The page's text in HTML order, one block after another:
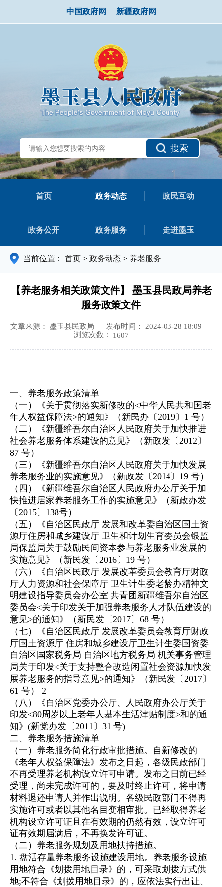
中国政府网 | 新疆政府网
搜索
首页 政务动态 政民互动
政务公开 政务服务 走进墨玉
当前位置： 首页 > 政务动态 > 养老服务
【养老服务相关政策文件】 墨玉县民政局养老
服务政策文件
文章来源： 墨玉县民政局
发布时间： 2024-03-28 18:09
浏览次数： 1607
一、养老服务政策清单
（一）《关于贯彻落实新修改的<中华人民共和国老
年人权益保障法>的通知》（新民办〔2019〕1 号）
（二）《新疆维吾尔自治区人民政府关于加快推进
社会养老服务体系建设的意见》（新政发〔2012〕
87 号）
（三）《新疆维吾尔自治区人民政府关于加快发展
养老服务业的实施意见》（新政发〔2014〕19 号）
（四）《新疆维吾尔自治区人民政府办公厅关于加
快推进居家养老服务工作的实施意见》（新政办发
〔2015〕138号）
（五）《自治区民政厅 发展和改革委自治区国土资
源厅住房和城乡建设厅 卫生和计划生育委员会银监
局保监局关于鼓励民间资本参与养老服务业发展的
实施意见》（新民发〔2016〕19 号）
（六）《自治区民政厅 发展改革委员会教育厅财政
厅人力资源和社会保障厅 卫生计生委老龄办精神文
明建设指导委员会办公室 共青团新疆维吾尔自治区
委员会<关于印发关于加强养老服务人才队伍建设的
意见>的通知》（新民发〔2017〕68 号）
（七）《自治区民政厅 发展改革委员会教育厅财政
厅国土资源厅 住房和城乡建设厅卫生计生委国资委
自治区国家税务局 自治区地方税务局 机关事务管理
局关于印发<关于支持整合改造闲置社会资源加快发
展养老服务的指导意见>的通知》（新民发〔2017〕
61 号） 2
（八）《自治区党委办公厅、人民政府办公厅关于
印发<80周岁以上老年人基本生活津贴制度>和的通
知》(新党办发〔2011〕31 号)
二、养老服务措施清单
（一）养老服务简化行政审批措施。自新修改的
《老年人权益保障法》发布之日起，各级民政部门
不再受理养老机构设立许可申请。发布之日前已经
受理，尚未完成许可的，要及时终止许可，将申请
材料退还申请人并作出说明。各级民政部门不得再
实施许可或者以其他名目变相审批。已经取得养老
机构设立许可证且在有效期的仍然有效，设立许可
证有效期届满后，不再换发许可证。
（二）养老服务规划及用地扶持措施。
1. 盘活存量养老服务设施建设用地。养老服务设施
用地符合《划拨用地目录》的，可采取划拨方式供
地;不符合《划拨用地目录》的，应依法实行出让、